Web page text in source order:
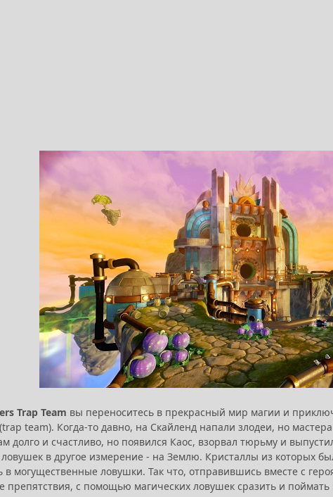
Trap Team вы переноситесь в прекрасный мир магии и
team). Когда-то давно, на Скайленд напали злодеи, но
долго и счастливо, но появился Каос, взорвал тюрьму и
в другое измерение - на Землю. Кристаллы из которых
могущественные ловушки. Так что, отправившись вместе с
препятствия, с помощью магических ловушек сразить и поймать